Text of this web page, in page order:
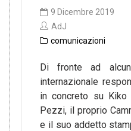
9 Dicembre 2019
AdJ
comunicazioni
Di fronte ad
internazionale
in concreto su
Pezzi, il proprio
e il suo addetto